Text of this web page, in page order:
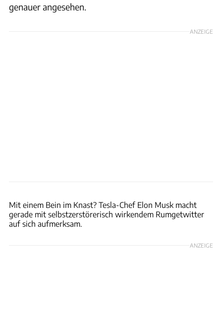
genauer angesehen.
ANZEIGE
Mit einem Bein im Knast? Tesla-Chef Elon Musk macht
gerade mit selbstzerstörerisch wirkendem Rumgetwitter
auf sich aufmerksam.
ANZEIGE